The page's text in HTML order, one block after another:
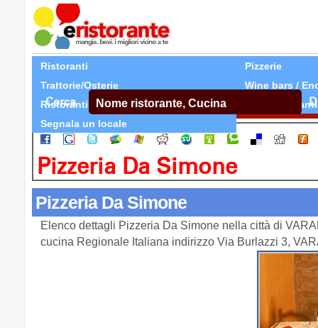
Ristoranti
Pizzerie
Trattorie/Osterie
Wine bars /
Ristoranti Etnici
Tutti Ristoranti
Segnala un locale
Cerca
Pizzeria Da Simone
Pizzeria Da Simone
Elenco dettagli Pizzeria Da Simone nella città di
cucina Regionale Italiana indirizzo Via Burlazzi 3,